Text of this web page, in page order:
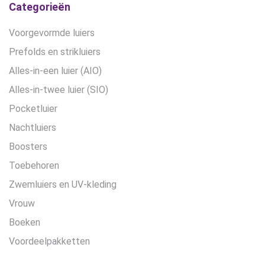
Categorieën
Voorgevormde luiers
Prefolds en strikluiers
Alles-in-een luier (AIO)
Alles-in-twee luier (SIO)
Pocketluier
Nachtluiers
Boosters
Toebehoren
Zwemluiers en UV-kleding
Vrouw
Boeken
Voordeelpakketten